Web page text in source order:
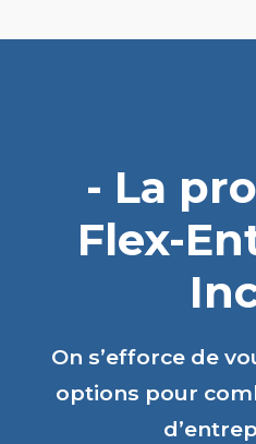
- La
Flex-
On s’efforce de
options pour